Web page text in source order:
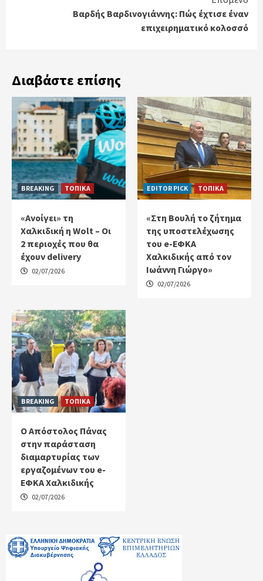
Βαρδής Βαρδινογιάννης: Πώς έχτισε έναν
επιχειρηματικό κολοσσό
Διαβάστε επίσης
BREAKING ΤΟΠΙΚΑ
«Ανοίγει» τη
Χαλκιδική η Wolt – Οι
2 περιοχές που θα
έχουν delivery
02/07/2026
EDITOR PICK ΤΟΠΙΚΑ
«Στη Βουλή το ζήτημα
της υποστελέχωσης
του e-ΕΦΚΑ
Χαλκιδικής από τον
Ιωάννη Γιώργο»
02/07/2026
BREAKING ΤΟΠΙΚΑ
Ο Απόστολος Πάνας
στην παράσταση
διαμαρτυρίας των
εργαζομένων του e-
ΕΦΚΑ Χαλκιδικής
02/07/2026